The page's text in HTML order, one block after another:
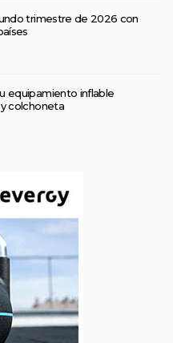
trimestre de 2026 con
equipamiento inflable
colchoneta